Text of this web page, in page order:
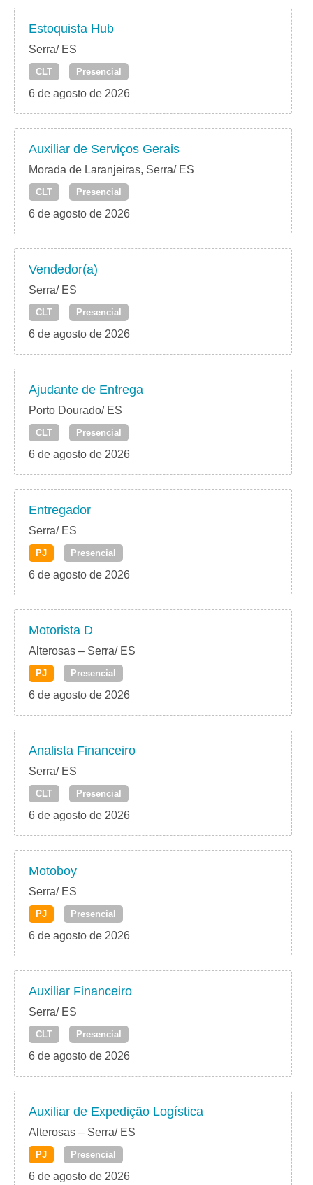
Estoquista Hub
Serra/ ES
CLT Presencial
6 de agosto de 2026
Auxiliar de Serviços Gerais
Morada de Laranjeiras, Serra/ ES
CLT Presencial
6 de agosto de 2026
Vendedor(a)
Serra/ ES
CLT Presencial
6 de agosto de 2026
Ajudante de Entrega
Porto Dourado/ ES
CLT Presencial
6 de agosto de 2026
Entregador
Serra/ ES
PJ Presencial
6 de agosto de 2026
Motorista D
Alterosas – Serra/ ES
PJ Presencial
6 de agosto de 2026
Analista Financeiro
Serra/ ES
CLT Presencial
6 de agosto de 2026
Motoboy
Serra/ ES
PJ Presencial
6 de agosto de 2026
Auxiliar Financeiro
Serra/ ES
CLT Presencial
6 de agosto de 2026
Auxiliar de Expedição Logística
Alterosas – Serra/ ES
PJ Presencial
6 de agosto de 2026